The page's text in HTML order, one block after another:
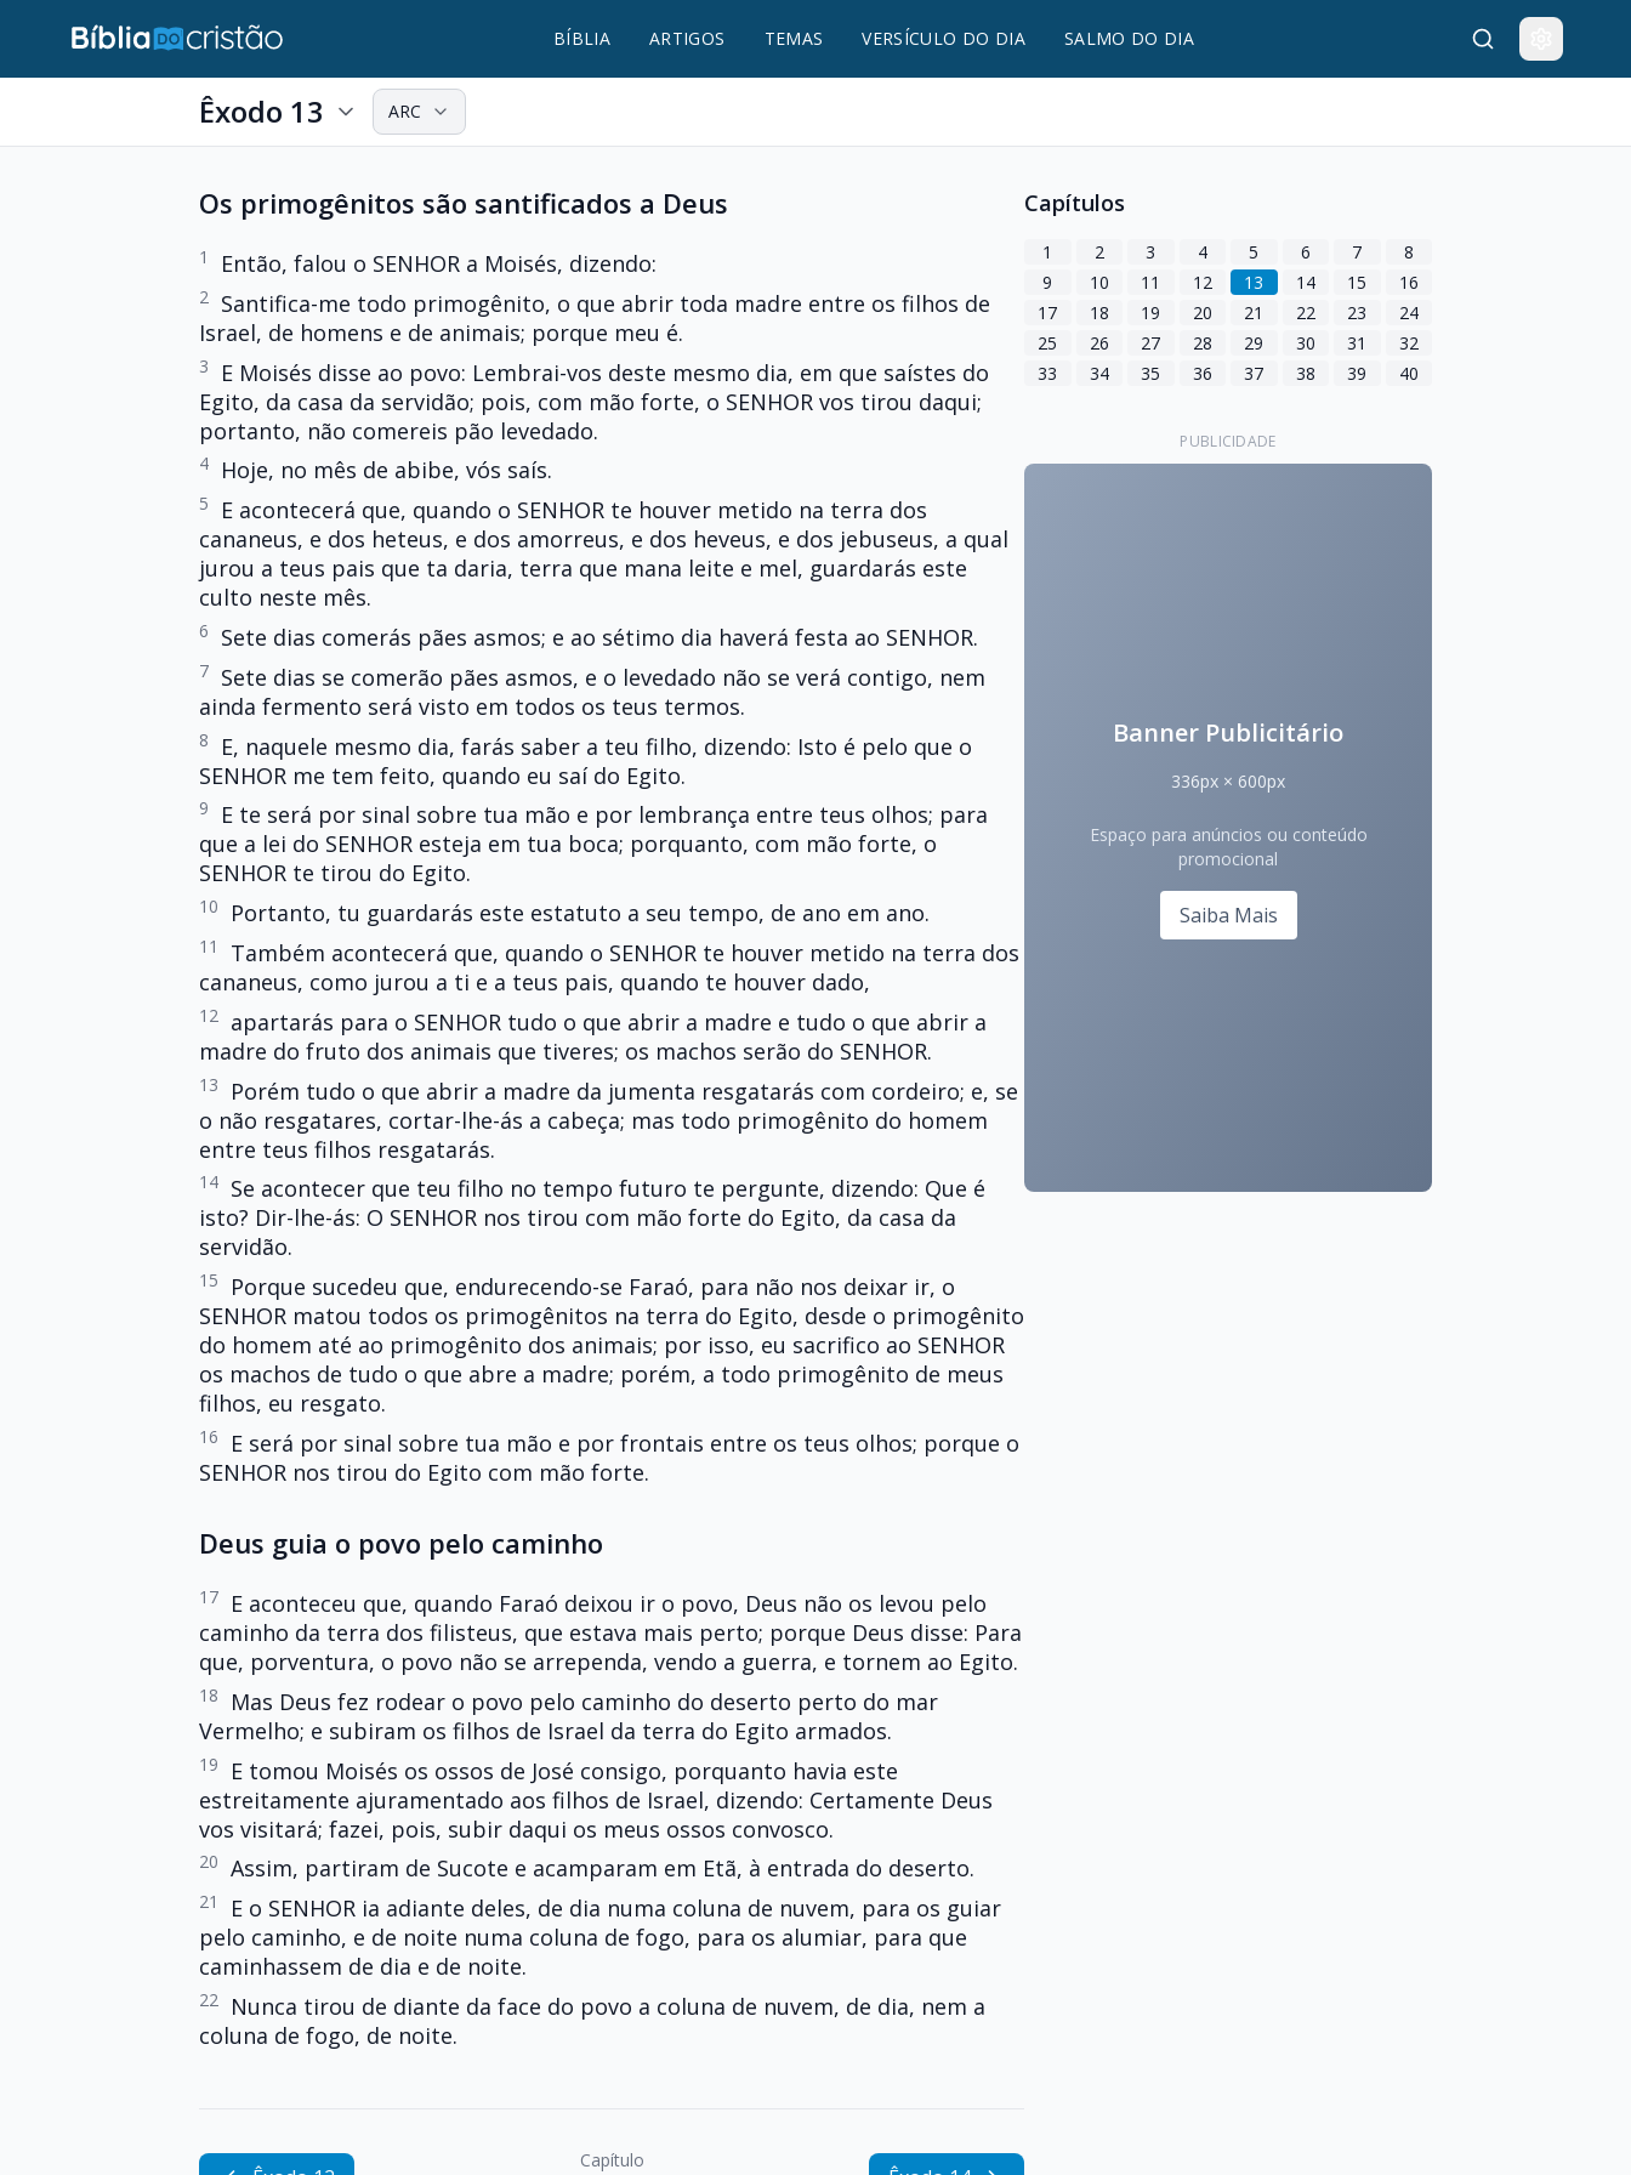
BÍBLIA ARTIGOS TEMAS VERSÍCULO DO DIA SALMO DO DIA
Êxodo 13 ARC
Os primogênitos são santificados a Deus
1 Então, falou o SENHOR a Moisés, dizendo:
2
Santifica-me todo primogênito, o que abrir toda madre entre os filhos de
Israel, de homens e de animais; porque meu é.
3
E Moisés disse ao povo: Lembrai-vos deste mesmo dia, em que saístes do
Egito, da casa da servidão; pois, com mão forte, o SENHOR vos tirou daqui;
portanto, não comereis pão levedado.
4 Hoje, no mês de abibe, vós saís.
5
E acontecerá que, quando o SENHOR te houver metido na terra dos
cananeus, e dos heteus, e dos amorreus, e dos heveus, e dos jebuseus, a qual
jurou a teus pais que ta daria, terra que mana leite e mel, guardarás este
culto neste mês.
6 Sete dias comerás pães asmos; e ao sétimo dia haverá festa ao SENHOR.
7 Sete dias se comerão pães asmos, e o levedado não se verá contigo, nem
ainda fermento será visto em todos os teus termos.
8
E, naquele mesmo dia, farás saber a teu filho, dizendo: Isto é pelo que o
SENHOR me tem feito, quando eu saí do Egito.
9
E te será por sinal sobre tua mão e por lembrança entre teus olhos; para
que a lei do SENHOR esteja em tua boca; porquanto, com mão forte, o
SENHOR te tirou do Egito.
10 Portanto, tu guardarás este estatuto a seu tempo, de ano em ano.
11
Também acontecerá que, quando o SENHOR te houver metido na terra dos
cananeus, como jurou a ti e a teus pais, quando te houver dado,
12
apartarás para o SENHOR tudo o que abrir a madre e tudo o que abrir a
madre do fruto dos animais que tiveres; os machos serão do SENHOR.
13
Porém tudo o que abrir a madre da jumenta resgatarás com cordeiro; e, se
o não resgatares, cortar-lhe-ás a cabeça; mas todo primogênito do homem
entre teus filhos resgatarás.
14 Se acontecer que teu filho no tempo futuro te pergunte, dizendo: Que é
isto? Dir-lhe-ás: O SENHOR nos tirou com mão forte do Egito, da casa da
servidão.
15
Porque sucedeu que, endurecendo-se Faraó, para não nos deixar ir, o
SENHOR matou todos os primogênitos na terra do Egito, desde o primogênito
do homem até ao primogênito dos animais; por isso, eu sacrifico ao SENHOR
os machos de tudo o que abre a madre; porém, a todo primogênito de meus
filhos, eu resgato.
16
E será por sinal sobre tua mão e por frontais entre os teus olhos; porque o
SENHOR nos tirou do Egito com mão forte.
Deus guia o povo pelo caminho
17
E aconteceu que, quando Faraó deixou ir o povo, Deus não os levou pelo
caminho da terra dos filisteus, que estava mais perto; porque Deus disse: Para
que, porventura, o povo não se arrependa, vendo a guerra, e tornem ao Egito.
18
Mas Deus fez rodear o povo pelo caminho do deserto perto do mar
Vermelho; e subiram os filhos de Israel da terra do Egito armados.
19
E tomou Moisés os ossos de José consigo, porquanto havia este
estreitamente ajuramentado aos filhos de Israel, dizendo: Certamente Deus
vos visitará; fazei, pois, subir daqui os meus ossos convosco.
20 Assim, partiram de Sucote e acamparam em Etã, à entrada do deserto.
21
E o SENHOR ia adiante deles, de dia numa coluna de nuvem, para os guiar
pelo caminho, e de noite numa coluna de fogo, para os alumiar, para que
caminhassem de dia e de noite.
22
Nunca tirou de diante da face do povo a coluna de nuvem, de dia, nem a
coluna de fogo, de noite.
Capítulo
Capítulos
1 2 3 4 5 6 7
8
9
10 11 12 13 14 15
16
17
18 19 20 21 22 23
24
25
26 27 28 29 30 31
32
33
34 35 36 37 38 39 40
PUBLICIDADE
Banner Publicitário
336px × 600px
Espaço para anúncios ou conteúdo
promocional
Saiba Mais